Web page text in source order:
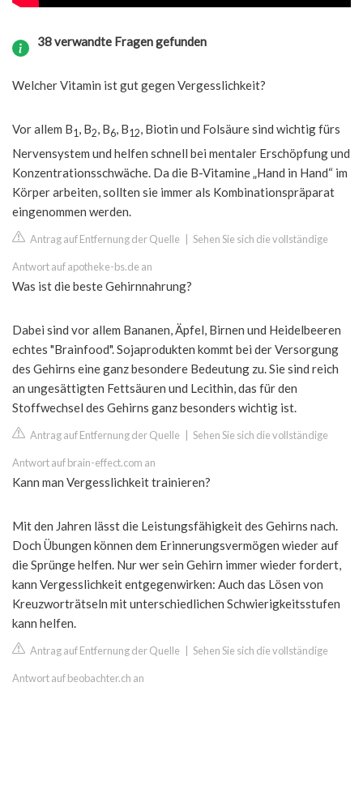
38 verwandte Fragen gefunden
Welcher Vitamin ist gut gegen Vergesslichkeit?
Vor allem B1, B2, B6, B12, Biotin und Folsäure sind wichtig fürs
Nervensystem und helfen schnell bei mentaler Erschöpfung und
Konzentrationsschwäche. Da die B-Vitamine „Hand in Hand“ im
Körper arbeiten, sollten sie immer als Kombinationspräparat
eingenommen werden.
Antrag auf Entfernung der Quelle Sehen Sie sich die vollständige
Antwort auf apotheke-bs.de an
Was ist die beste Gehirnnahrung?
Dabei sind vor allem Bananen, Äpfel, Birnen und Heidelbeeren
echtes "Brainfood". Sojaprodukten kommt bei der Versorgung
des Gehirns eine ganz besondere Bedeutung zu. Sie sind reich
an ungesättigten Fettsäuren und Lecithin, das für den
Stoffwechsel des Gehirns ganz besonders wichtig ist.
Antrag auf Entfernung der Quelle Sehen Sie sich die vollständige
Antwort auf brain-effect.com an
Kann man Vergesslichkeit trainieren?
Mit den Jahren lässt die Leistungsfähigkeit des Gehirns nach.
Doch Übungen können dem Erinnerungsvermögen wieder auf
die Sprünge helfen. Nur wer sein Gehirn immer wieder fordert,
kann Vergesslichkeit entgegenwirken: Auch das Lösen von
Kreuzworträtseln mit unterschiedlichen Schwierigkeitsstufen
kann helfen.
Antrag auf Entfernung der Quelle Sehen Sie sich die vollständige
Antwort auf beobachter.ch an